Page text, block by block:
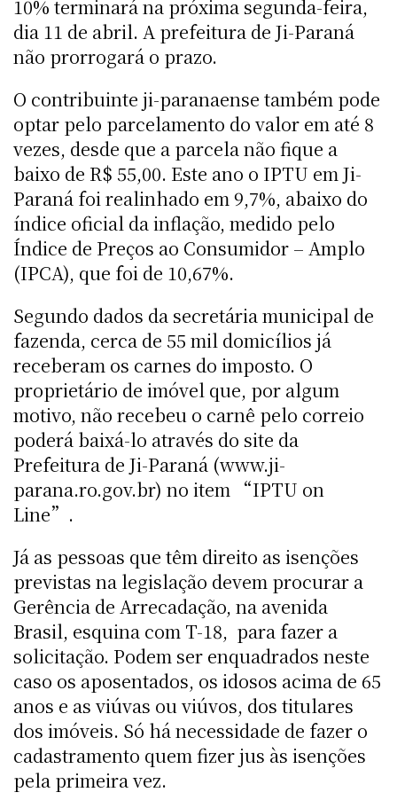
10% terminará na próxima segunda-feira,
dia 11 de abril. A prefeitura de Ji-Paraná
não prorrogará o prazo.
O contribuinte ji-paranaense também pode
optar pelo parcelamento do valor em até 8
vezes, desde que a parcela não fique a
baixo de R$ 55,00. Este ano o IPTU em Ji-
Paraná foi realinhado em 9,7%, abaixo do
índice oficial da inflação, medido pelo
Índice de Preços ao Consumidor – Amplo
(IPCA), que foi de 10,67%.
Segundo dados da secretária municipal de
fazenda, cerca de 55 mil domicílios já
receberam os carnes do imposto. O
proprietário de imóvel que, por algum
motivo, não recebeu o carnê pelo correio
poderá baixá-lo através do site da
Prefeitura de Ji-Paraná (www.ji-
parana.ro.gov.br) no item “IPTU on
Line”.
Já as pessoas que têm direito as isenções
previstas na legislação devem procurar a
Gerência de Arrecadação, na avenida
Brasil, esquina com T-18, para fazer a
solicitação. Podem ser enquadrados neste
caso os aposentados, os idosos acima de 65
anos e as viúvas ou viúvos, dos titulares
dos imóveis. Só há necessidade de fazer o
cadastramento quem fizer jus às isenções
pela primeira vez.